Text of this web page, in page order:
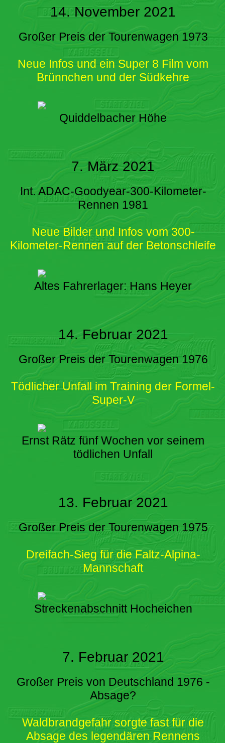
14. November 2021
Großer Preis der Tourenwagen 1973
Neue Infos und ein Super 8 Film vom
Brünnchen und der Südkehre
Quiddelbacher Höhe
7. März 2021
Int. ADAC-Goodyear-300-Kilometer-
Rennen 1981
Neue Bilder und Infos vom 300-
Kilometer-Rennen auf der Betonschleife
Altes Fahrerlager: Hans Heyer
14. Februar 2021
Großer Preis der Tourenwagen 1976
Tödlicher Unfall im Training der Formel-
Super-V
Ernst Rätz fünf Wochen vor seinem
tödlichen Unfall
13. Februar 2021
Großer Preis der Tourenwagen 1975
Dreifach-Sieg für die Faltz-Alpina-
Mannschaft
Streckenabschnitt Hocheichen
7. Februar 2021
Großer Preis von Deutschland 1976 -
Absage?
Waldbrandgefahr sorgte fast für die
Absage des legendären Rennens